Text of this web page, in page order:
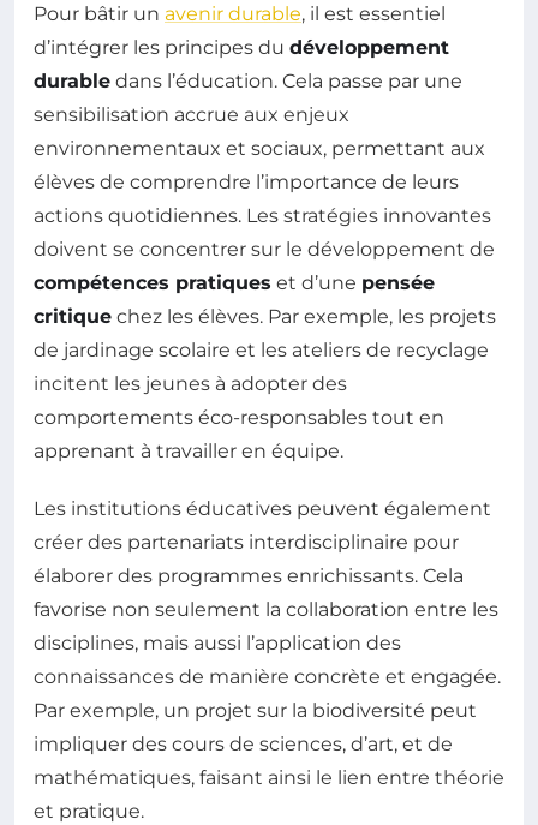
Pour bâtir un avenir durable, il est essentiel
d’intégrer les principes du développement
durable dans l’éducation. Cela passe par une
sensibilisation accrue aux enjeux
environnementaux et sociaux, permettant aux
élèves de comprendre l’importance de leurs
actions quotidiennes. Les stratégies innovantes
doivent se concentrer sur le développement de
compétences pratiques et d’une pensée
critique chez les élèves. Par exemple, les projets
de jardinage scolaire et les ateliers de recyclage
incitent les jeunes à adopter des
comportements éco-responsables tout en
apprenant à travailler en équipe.
Les institutions éducatives peuvent également
créer des partenariats interdisciplinaire pour
élaborer des programmes enrichissants. Cela
favorise non seulement la collaboration entre les
disciplines, mais aussi l’application des
connaissances de manière concrète et engagée.
Par exemple, un projet sur la biodiversité peut
impliquer des cours de sciences, d’art, et de
mathématiques, faisant ainsi le lien entre théorie
et pratique.